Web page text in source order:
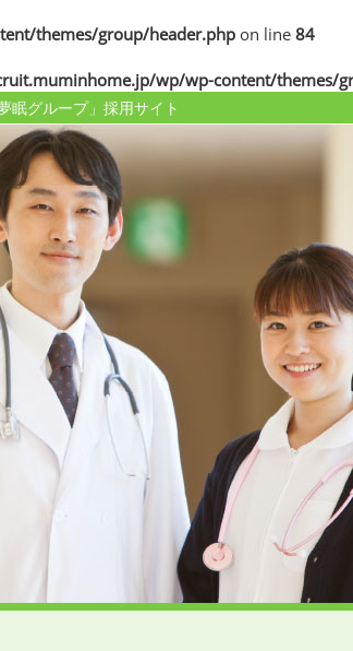
themes/group/header.php on line 84
wp/wp-content/themes/
眠グループ」採用サイト